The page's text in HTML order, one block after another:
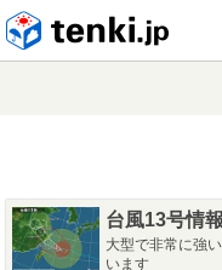
台風13号情報
大型で非常に強
います